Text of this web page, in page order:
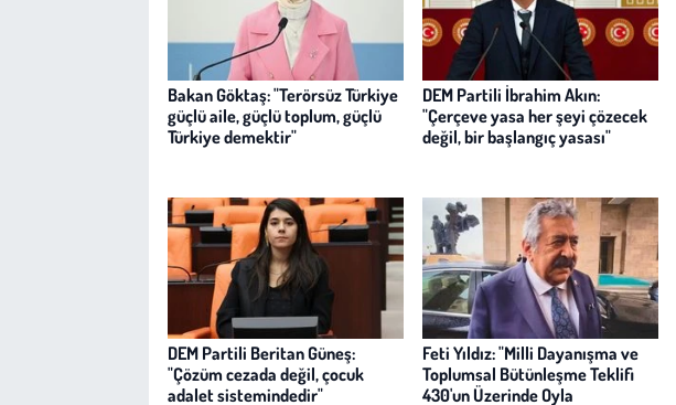
Bakan Göktaş: "Terörsüz Türkiye
güçlü aile, güçlü toplum, güçlü
Türkiye demektir"
DEM Partili İbrahim Akın:
"Çerçeve yasa her şeyi çözecek
değil, bir başlangıç yasası"
DEM Partili Beritan Güneş:
"Çözüm cezada değil, çocuk
adalet sistemindedir"
Feti Yıldız: "Milli Dayanışma ve
Toplumsal Bütünleşme Teklifi
430'un Üzerinde Oyla